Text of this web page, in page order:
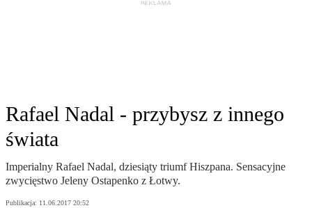
Rafael Nadal - przybysz z innego
świata
Imperialny Rafael Nadal, dziesiąty triumf Hiszpana. Sensacyjne
zwycięstwo Jeleny Ostapenko z Łotwy.
Publikacja: 11.06.2017 20:52